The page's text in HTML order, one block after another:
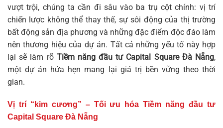
vượt trội, chúng ta cần đi sâu vào ba trụ cột chính: vị trí
chiến lược không thể thay thế, sự sôi động của thị trường
bất động sản địa phương và những đặc điểm độc đáo làm
nên thương hiệu của dự án. Tất cả những yếu tố này hợp
lại sẽ làm rõ Tiềm năng đầu tư Capital Square Đà Nẵng,
một dự án hứa hẹn mang lại giá trị bền vững theo thời
gian.
Vị trí “kim cương” – Tối ưu hóa Tiềm năng đầu tư
Capital Square Đà Nẵng